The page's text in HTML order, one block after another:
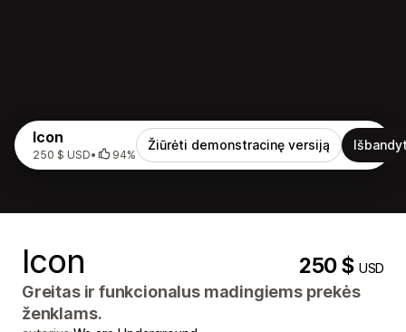
Icon
250 $ USD• 94%
Žiūrėti demonstracinę versiją
Icon 250 $USD
Greitas ir funkcionalus madingiems prekės
ženklams.